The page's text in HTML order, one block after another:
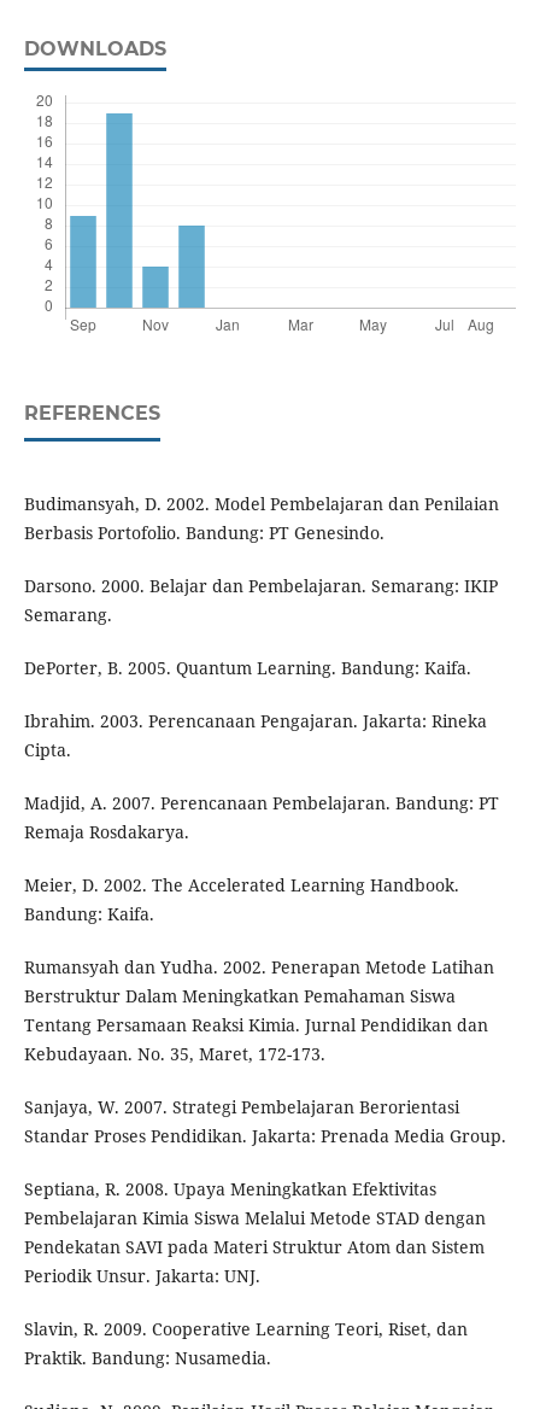
DOWNLOADS
REFERENCES
Budimansyah, D. 2002. Model Pembelajaran dan Penilaian
Berbasis Portofolio. Bandung: PT Genesindo.
Darsono. 2000. Belajar dan Pembelajaran. Semarang: IKIP
Semarang.
DePorter, B. 2005. Quantum Learning. Bandung: Kaifa.
Ibrahim. 2003. Perencanaan Pengajaran. Jakarta: Rineka
Cipta.
Madjid, A. 2007. Perencanaan Pembelajaran. Bandung: PT
Remaja Rosdakarya.
Meier, D. 2002. The Accelerated Learning Handbook.
Bandung: Kaifa.
Rumansyah dan Yudha. 2002. Penerapan Metode Latihan
Berstruktur Dalam Meningkatkan Pemahaman Siswa
Tentang Persamaan Reaksi Kimia. Jurnal Pendidikan dan
Kebudayaan. No. 35, Maret, 172-173.
Sanjaya, W. 2007. Strategi Pembelajaran Berorientasi
Standar Proses Pendidikan. Jakarta: Prenada Media Group.
Septiana, R. 2008. Upaya Meningkatkan Efektivitas
Pembelajaran Kimia Siswa Melalui Metode STAD dengan
Pendekatan SAVI pada Materi Struktur Atom dan Sistem
Periodik Unsur. Jakarta: UNJ.
Slavin, R. 2009. Cooperative Learning Teori, Riset, dan
Praktik. Bandung: Nusamedia.